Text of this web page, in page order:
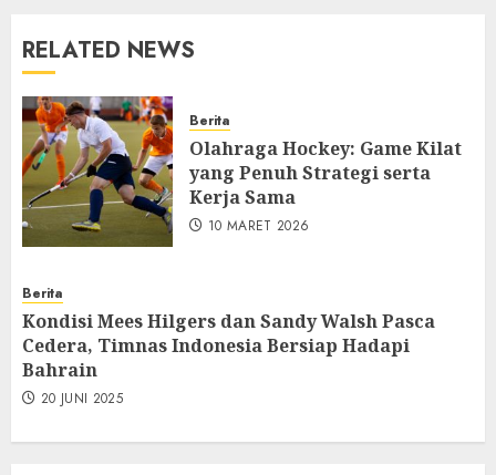
RELATED NEWS
Berita
Olahraga Hockey: Game Kilat
yang Penuh Strategi serta
Kerja Sama
10 MARET 2026
Berita
Kondisi Mees Hilgers dan Sandy Walsh Pasca
Cedera, Timnas Indonesia Bersiap Hadapi
Bahrain
20 JUNI 2025